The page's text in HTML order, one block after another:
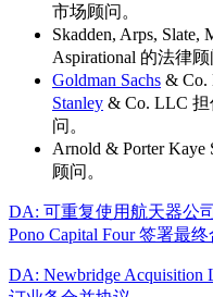
市场顾问。
Skadden, Arps, Slate,
Aspirational 的法律顾
Goldman Sachs & Co.
Stanley & Co. LLC 担
问。
Arnold & Porter Kaye
顾问。
DA: 可重复使用航天器公
Pono Capital Four 签署最
DA: Newbridge Acquisition